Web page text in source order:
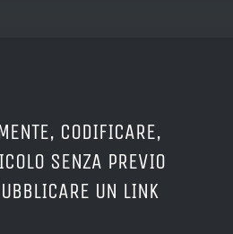
CODIFICARE,
SENZA PREVIO
UN LINK